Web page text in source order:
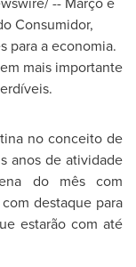
Consumidor,
para a economia.
mais importante
no conceito de
anos de atividade
do mês com
destaque para
estarão com até